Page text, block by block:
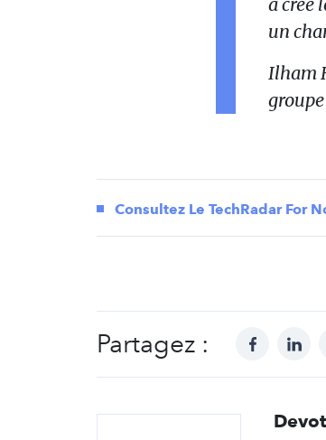
un
Ilham
groupe
Consultez Le TechRadar For
Partagez : facebook